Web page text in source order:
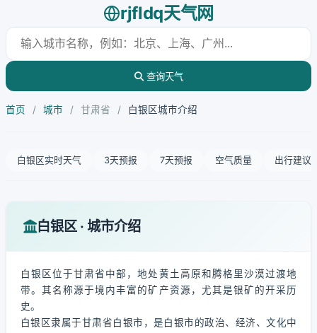
rjfldq天气网
查询天气
首页 / 城市 / 甘肃省 / 白银区城市介绍
白银区实时天气 3天预报 7天预报 空气质量 出行建议
白银区 · 城市介绍
白银区位于甘肃省中部，地处黄土高原和腾格里沙漠过渡地
带。其名称源于境内丰富的矿产资源，尤其是银矿的开采历
史。
白银区隶属于甘肃省白银市，是白银市的政治、经济、文化中